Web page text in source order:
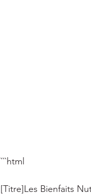
```html
[Titre]Les Bienfaits